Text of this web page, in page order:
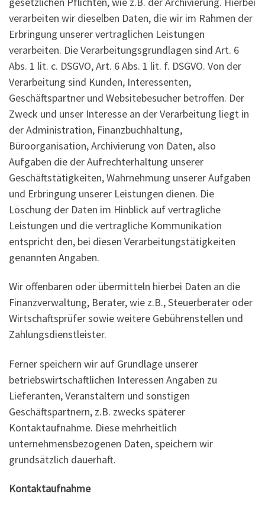
verarbeiten wir dieselben Daten, die wir im Rahmen der
Erbringung unserer vertraglichen Leistungen
verarbeiten. Die Verarbeitungsgrundlagen sind Art. 6
Abs. 1 lit. c. DSGVO, Art. 6 Abs. 1 lit. f. DSGVO. Von der
Verarbeitung sind Kunden, Interessenten,
Geschäftspartner und Websitebesucher betroffen. Der
Zweck und unser Interesse an der Verarbeitung liegt in
der Administration, Finanzbuchhaltung,
Büroorganisation, Archivierung von Daten, also
Aufgaben die der Aufrechterhaltung unserer
Geschäftstätigkeiten, Wahrnehmung unserer Aufgaben
und Erbringung unserer Leistungen dienen. Die
Löschung der Daten im Hinblick auf vertragliche
Leistungen und die vertragliche Kommunikation
entspricht den, bei diesen Verarbeitungstätigkeiten
genannten Angaben.
Wir offenbaren oder übermitteln hierbei Daten an die
Finanzverwaltung, Berater, wie z.B., Steuerberater oder
Wirtschaftsprüfer sowie weitere Gebührenstellen und
Zahlungsdienstleister.
Ferner speichern wir auf Grundlage unserer
betriebswirtschaftlichen Interessen Angaben zu
Lieferanten, Veranstaltern und sonstigen
Geschäftspartnern, z.B. zwecks späterer
Kontaktaufnahme. Diese mehrheitlich
unternehmensbezogenen Daten, speichern wir
grundsätzlich dauerhaft.
Kontaktaufnahme